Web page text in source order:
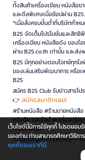
ทั้งสินค้าเครื่องเขียน หนังสือ
และดีลพิเศษเมื่อช้อปผ่าน
*เมื่อสั่งครบขั้นต่ำที่บริษัทกำห
B2S จัดเต็มโปรโมชั่นและสิท
เครื่องเขียน หนังสือดัง ของ
ผ่าน B2S.co.th เท่านั้น และส่
B2S มีทุกอย่างตอบโจทย์ทุกไ
ของเล่นเสริมพัฒนาการ หรือเ
B2S
สมัคร B2S Club รับข่าวสารโ
👉 สมัครสมาชิกเลย!
#ร้านหนังสือ #ร้านขายหนังสือ
หนังสือ ออนไลน์ #เครื่องเขีย
เขียนใกล้ฉัน
*เงื่อนไขเป็นไปตามที่บริษัทฯ ก
เว็บไซต์นี้มีการใช้คุกกี้ โปรดยอ
ของท่าน ท่านสามารถศึกษาวิธีก
คุกกี้ของเราที่นี่